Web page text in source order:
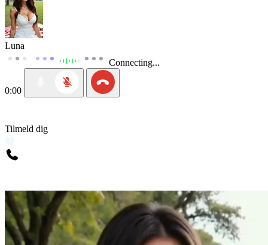
Luna
Connecting...
0:00
Tilmeld dig